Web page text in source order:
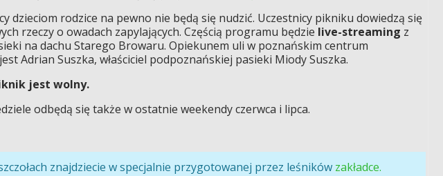
dzieciom rodzice na pewno nie będą się nudzić. Uczestnicy pikniku dowiedzą się
rzeczy o owadach zapylających. Częścią programu będzie live-streaming z
na dachu Starego Browaru. Opiekunem uli w poznańskim centrum
Adrian Suszka, właściciel podpoznańskiej pasieki Miody Suszka.
jest wolny.
odbędą się także w ostatnie weekendy czerwca i lipca.
znajdziecie w specjalnie przygotowanej przez leśników zakładce.